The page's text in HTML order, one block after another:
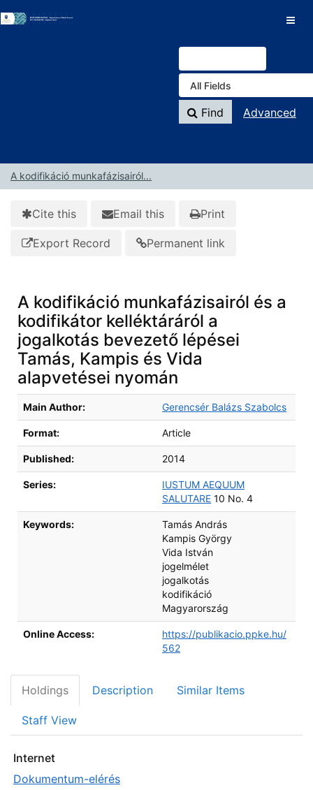
VuFind
Find Advanced
A kodifikáció munkafázisairól...
Cite this Email this Print
Export Record Permanent link
A kodifikáció munkafázisairól és a
kodifikátor kelléktáráról a
jogalkotás bevezető lépései
Tamás, Kampis és Vida
alapvetései nyomán
Bibliographic Details
Main Author: Gerencsér Balázs Szabolcs
Format: Article
Published: 2014
Series:
IUSTUM AEQUUM
SALUTARE 10 No. 4
Keywords:
Tamás András
Kampis György
Vida István
jogelmélet
jogalkotás
kodifikáció
Magyarország
Online Access:
https://publikacio.ppke.hu/
562
Holdings Description Similar Items
Staff View
Internet
Dokumentum-elérés